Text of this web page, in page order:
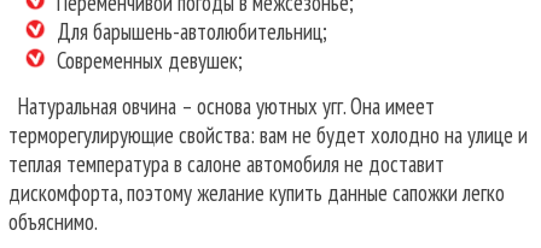
Для барышень-автолюбительниц;
Современных девушек;
Натуральная овчина – основа уютных угг. Она имеет
терморегулирующие свойства: вам не будет холодно на улице и
теплая температура в салоне автомобиля не доставит
дискомфорта, поэтому желание купить данные сапожки легко
объяснимо.